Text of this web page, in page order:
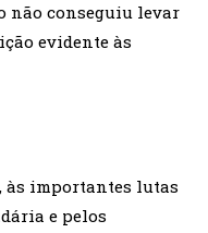
não conseguiu levar
evidente às
às importantes lutas
e pelos